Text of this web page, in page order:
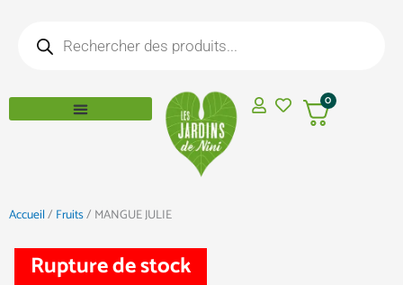
contenuproduits
0
Accueil/ Fruits/ MANGUE JULIE
Rupture de stock